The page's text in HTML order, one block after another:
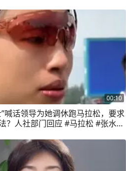
00:10
喊话领导为她调休跑马拉松，要求
人社部门回应 #马拉松 #张水华